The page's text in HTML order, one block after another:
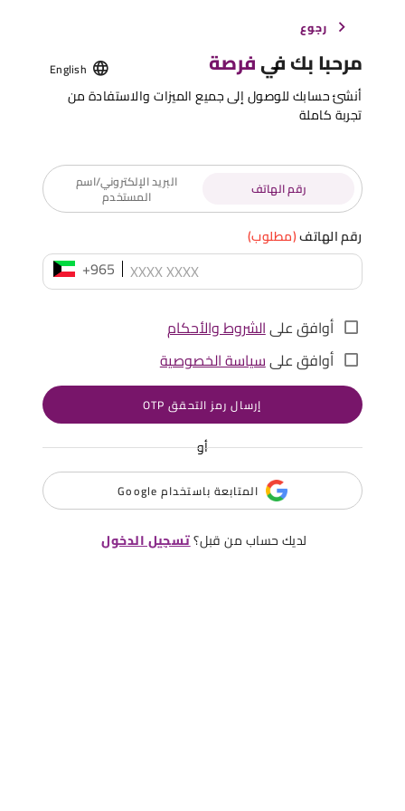
رجوع
مرحبا بك فيفرصة English
أنشئ حسابك للوصول إلى جميع الميزات والاستفادة من
تجربة كاملة
رقم الهاتف البريد الإلكتروني/اسم
المستخدم
رقم الهاتف(مطلوب)
+965
أوافق علىالشروط والأحكام
أوافق علىسياسة الخصوصية
إرسال رمز التحقق OTP
أو
المتابعة باستخدام Google
لديك حساب من قبل؟تسجيل الدخول